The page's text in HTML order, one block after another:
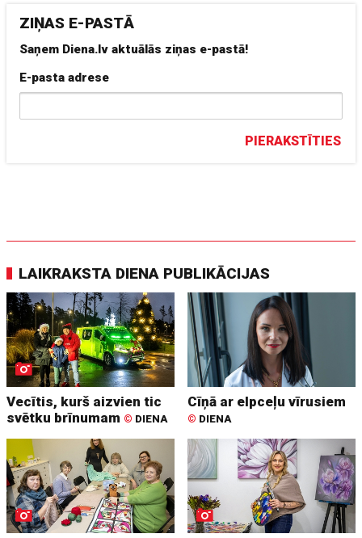
ZIŅAS E-PASTĀ
Saņem Diena.lv aktuālās ziņas e-pastā!
E-pasta adrese
PIERAKSTĪTIES
LAIKRAKSTA DIENA PUBLIKĀCIJAS
Vecītis, kurš aizvien tic
svētku brīnumam © DIENA
Cīņā ar elpceļu vīrusiem
© DIENA